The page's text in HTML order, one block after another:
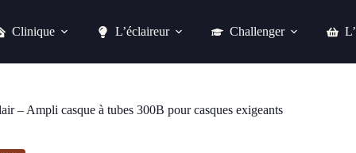
Clinique L’éclaireur Challenger
– Ampli casque à tubes 300B pour casques exigeants